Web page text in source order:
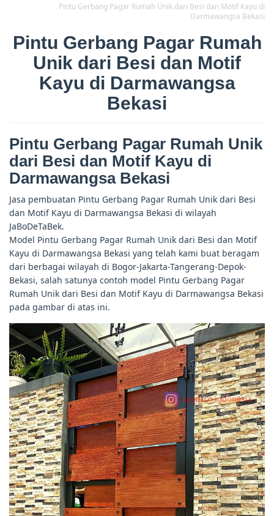
Pintu Gerbang Pagar Rumah Unik dari Besi dan Motif Kayu di
Darmawangsa Bekasi
Pintu Gerbang Pagar Rumah
Unik dari Besi dan Motif
Kayu di Darmawangsa
Bekasi
Pintu Gerbang Pagar Rumah Unik
dari Besi dan Motif Kayu di
Darmawangsa Bekasi
Jasa pembuatan Pintu Gerbang Pagar Rumah Unik dari Besi
dan Motif Kayu di Darmawangsa Bekasi di wilayah
JaBoDeTaBek.
Model Pintu Gerbang Pagar Rumah Unik dari Besi dan Motif
Kayu di Darmawangsa Bekasi yang telah kami buat beragam
dari berbagai wilayah di Bogor-Jakarta-Tangerang-Depok-
Bekasi, salah satunya contoh model Pintu Gerbang Pagar
Rumah Unik dari Besi dan Motif Kayu di Darmawangsa Bekasi
pada gambar di atas ini.